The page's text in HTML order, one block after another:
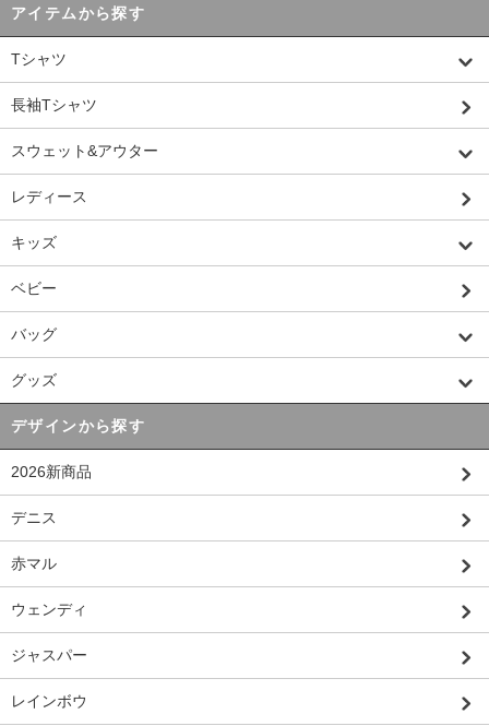
アイテムから探す
Tシャツ
長袖Tシャツ
スウェット&アウター
レディース
キッズ
ベビー
バッグ
グッズ
デザインから探す
2026新商品
デニス
赤マル
ウェンディ
ジャスパー
レインボウ